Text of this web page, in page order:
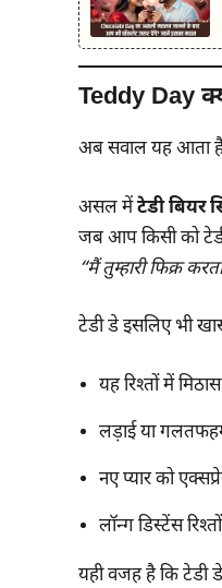
Teddy Day
अब सवाल यह आता है
असल मेंटेडी बियर
जब आप किसी को
“मैं तुम्हारी फिक्र
टेडी डे इसलिए भी
यह रिश्तों में
लड़ाई या
नए प्यार को
लॉन्ग डिस्टेंस
यही वजह है कि टेडी